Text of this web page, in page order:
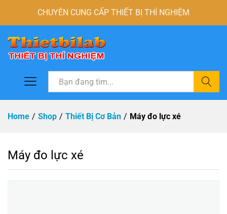
CHUYÊN CUNG CẤP THIẾT BỊ THÍ NGHIỆM
Tìm
Home / Shop / Thiết Bị Cơ Bản / Máy đo lực xé
Máy đo lực xé